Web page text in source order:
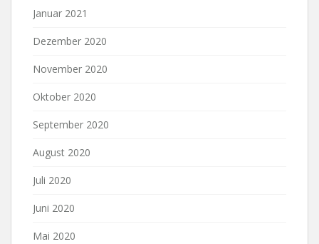
Januar 2021
Dezember 2020
November 2020
Oktober 2020
September 2020
August 2020
Juli 2020
Juni 2020
Mai 2020